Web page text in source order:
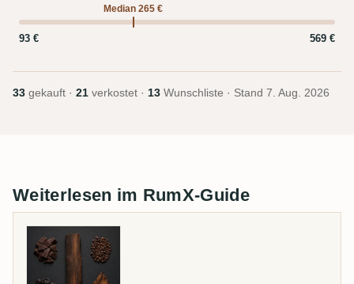
Median 265 €
93 € 569 €
33 gekauft · 21 verkostet · 13 Wunschliste · Stand 7. Aug. 2026
Weiterlesen im RumX-Guide